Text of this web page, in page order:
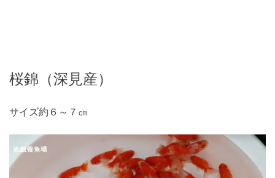
桜錦（深見産）
サイズ約６～７㎝